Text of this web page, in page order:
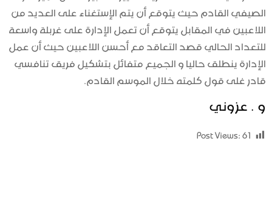
الصيفي القادم حيث يتوقع أن يتم الإستغناء على العديد من
اللاعبين في المقابل يتوقع أن تعمل الإدارة على غربلة واسعة
للتعداد الحالي قصد التعاقد مع أحسن اللاعبين حيث أن عمل
الإدارة ينطلق حاليا و الجميع متفائل بتشكيل فريق تنافسي
قادر غلى قول كلمته خلال الموسم القادم.
و . عزوني
Post Views:61